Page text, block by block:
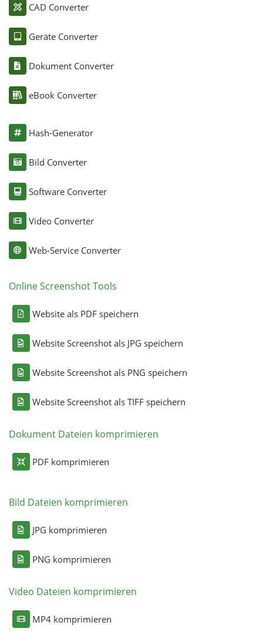
CAD Converter
Geräte Converter
Dokument Converter
eBook Converter
Hash-Generator
Bild Converter
Software Converter
Video Converter
Web-Service Converter
Online Screenshot Tools
Website als PDF speichern
Website Screenshot als JPG speichern
Website Screenshot als PNG speichern
Website Screenshot als TIFF speichern
Dokument Dateien komprimieren
PDF komprimieren
Bild Dateien komprimieren
JPG komprimieren
PNG komprimieren
Video Dateien komprimieren
MP4 komprimieren